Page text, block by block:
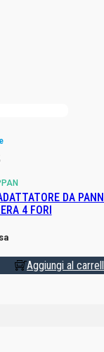
DA
4 FORI
Aggiungi al